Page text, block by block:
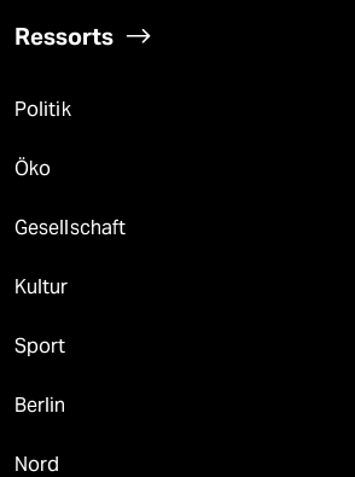
Ressorts
Politik
Öko
Gesellschaft
Kultur
Sport
Berlin
Nord